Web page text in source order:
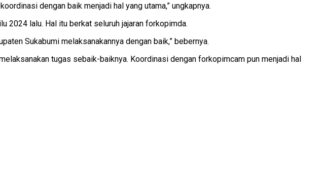
dengan baik menjadi hal yang utama,” ungkapnya.
2024 lalu. Hal itu berkat seluruh jajaran forkopimda.
Sukabumi melaksanakannya dengan baik,” bebernya.
tugas sebaik-baiknya. Koordinasi dengan forkopimcam pun menjadi hal